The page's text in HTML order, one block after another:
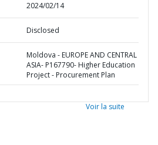
2024/02/14
Disclosed
Moldova - EUROPE AND CENTRAL
ASIA- P167790- Higher Education
Project - Procurement Plan
Voir la suite